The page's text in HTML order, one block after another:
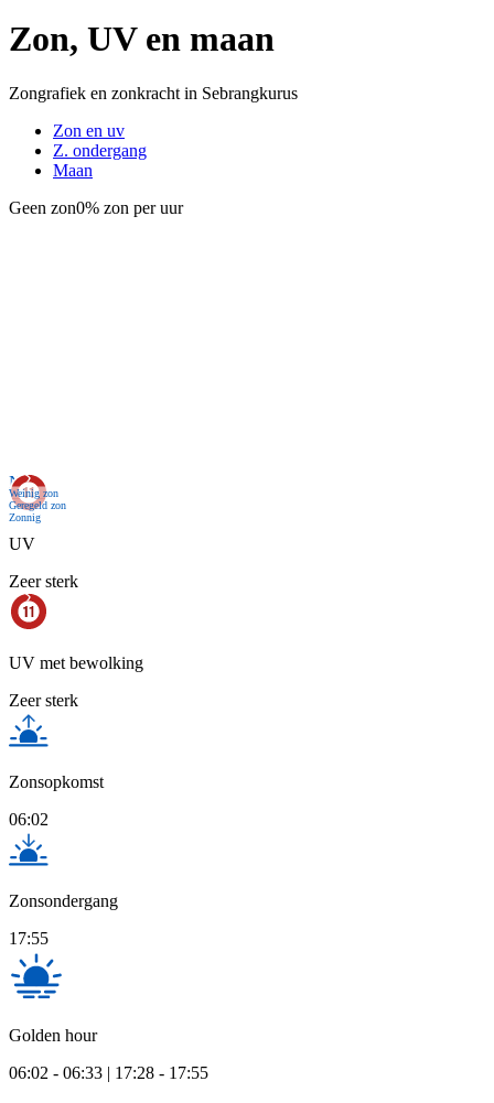
Zon, UV en maan
Zongrafiek en zonkracht in Sebrangkurus
Zon en uv
Z. ondergang
Maan
Geen zon0% zon per uur
Nu
Weinig zon
Geregeld zon
Zonnig
UV
Zeer sterk
UV met bewolking
Zeer sterk
Zonsopkomst
06:02
Zonsondergang
17:55
Golden hour
06:02 - 06:33 | 17:28 - 17:55